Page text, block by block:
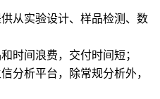
从实验设计、样品检测、数
时间浪费，交付时间短；
分析平台，除常规分析外，